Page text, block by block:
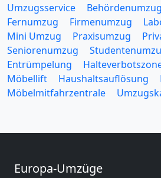
Umzugsservice Behördenumzug
Fernumzug
Firmenumzug
Mini Umzug
Praxisumzug
Seniorenumzug
Entrümpelung
Möbellift
Haushaltsauflösung
Möbelmitfahrzentrale
Europa-Umzüge